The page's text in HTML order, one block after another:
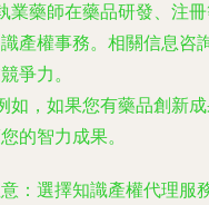
業藥師在藥品研發、注
產權事務。相關信息咨
爭力。
如，如果您有藥品創新
的智力成果。
：選擇知識產權代理